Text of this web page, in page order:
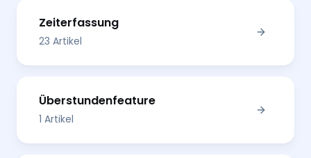
Zeiterfassung
23 Artikel
Überstundenfeature
1 Artikel